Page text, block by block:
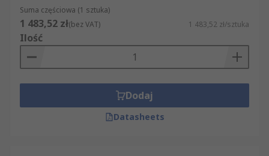
Suma częściowa (1 sztuka)
1 483,52 zł(bez VAT) 1 483,52 zł/sztuka
Ilość
Dodaj
Datasheets